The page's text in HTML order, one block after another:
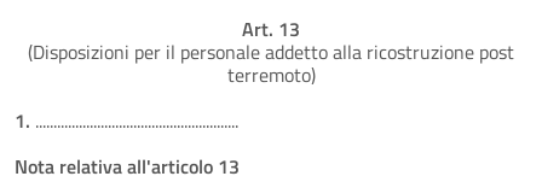
Art. 13
(Disposizioni per il personale addetto alla ricostruzione post
terremoto)
1. ........................................................
Nota relativa all'articolo 13